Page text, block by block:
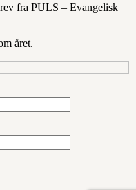
fra PULS – Evangelisk
året.